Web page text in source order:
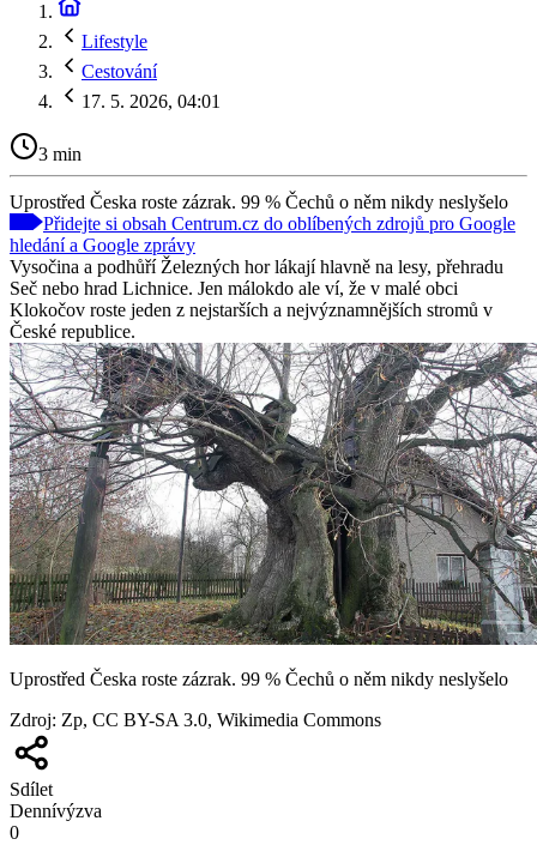
Lifestyle
Cestování
17. 5. 2026, 04:01
3 min
Uprostřed Česka roste zázrak. 99 % Čechů o něm nikdy neslyšelo
Přidejte si obsah Centrum.cz do oblíbených zdrojů pro Google
hledání a Google zprávy
Vysočina a podhůří Železných hor lákají hlavně na lesy, přehradu
Seč nebo hrad Lichnice. Jen málokdo ale ví, že v malé obci
Klokočov roste jeden z nejstarších a nejvýznamnějších stromů v
České republice.
Uprostřed Česka roste zázrak. 99 % Čechů o něm nikdy neslyšelo
Zdroj: Zp, CC BY-SA 3.0, Wikimedia Commons
Sdílet
Dennívýzva
0